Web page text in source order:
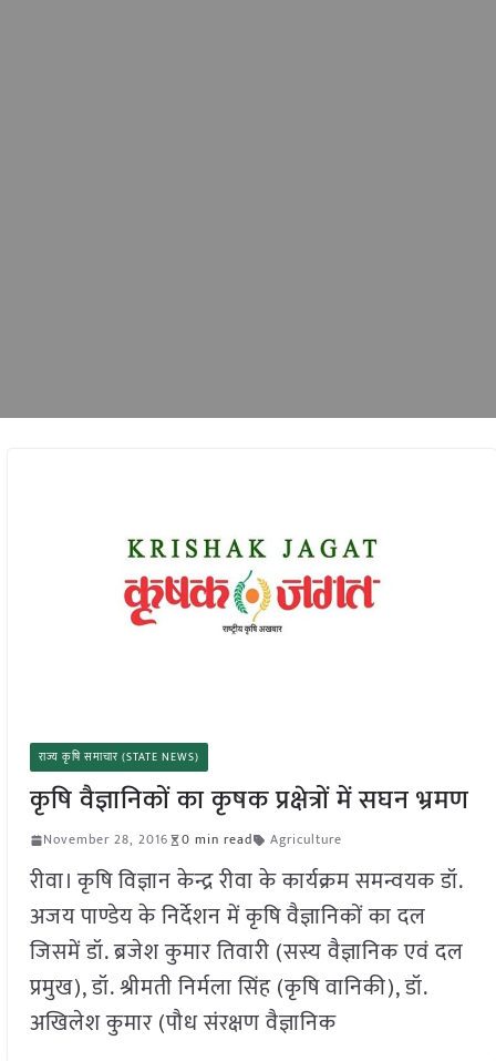
राज्य कृषि समाचार (STATE NEWS)
कृषि वैज्ञानिकों का कृषक प्रक्षेत्रों में सघन भ्रमण
November 28, 2016 0 min read Agriculture
रीवा। कृषि विज्ञान केन्द्र रीवा के कार्यक्रम समन्वयक डॉ.
अजय पाण्डेय के निर्देशन में कृषि वैज्ञानिकों का दल
जिसमें डॉ. ब्रजेश कुमार तिवारी (सस्य वैज्ञानिक एवं दल
प्रमुख), डॉ. श्रीमती निर्मला सिंह (कृषि वानिकी), डॉ.
अखिलेश कुमार (पौध संरक्षण वैज्ञानिक